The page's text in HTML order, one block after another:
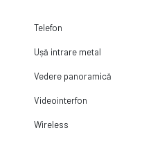
Telefon
Ușă intrare metal
Vedere panoramică
Videointerfon
Wireless